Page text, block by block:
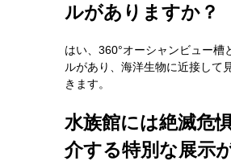
ルがありますか？
はい、360°オーシャンビュー槽
ルがあり、海洋生物に近接して
きます。
水族館には絶滅危
介する特別な展示